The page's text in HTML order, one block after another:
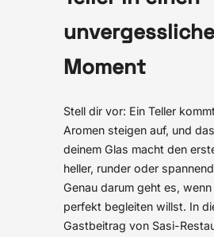
Moment
Stell dir vor: Ein Teller
Aromen steigen auf, und
deinem Glas macht den
heller, runder oder
Genau darum geht es,
perfekt begleiten willst. In
Gastbeitrag von Sasi-